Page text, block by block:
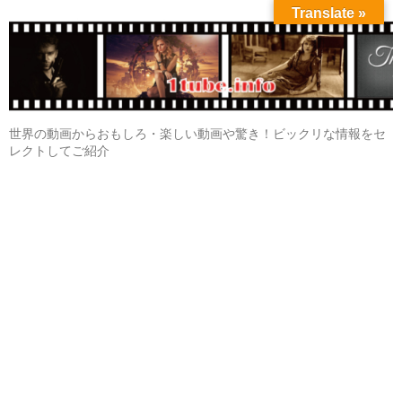
世界の動画からおもしろ・楽しい動画や驚き！ビックリな情報をセ
レクトしてご紹介
Translate »